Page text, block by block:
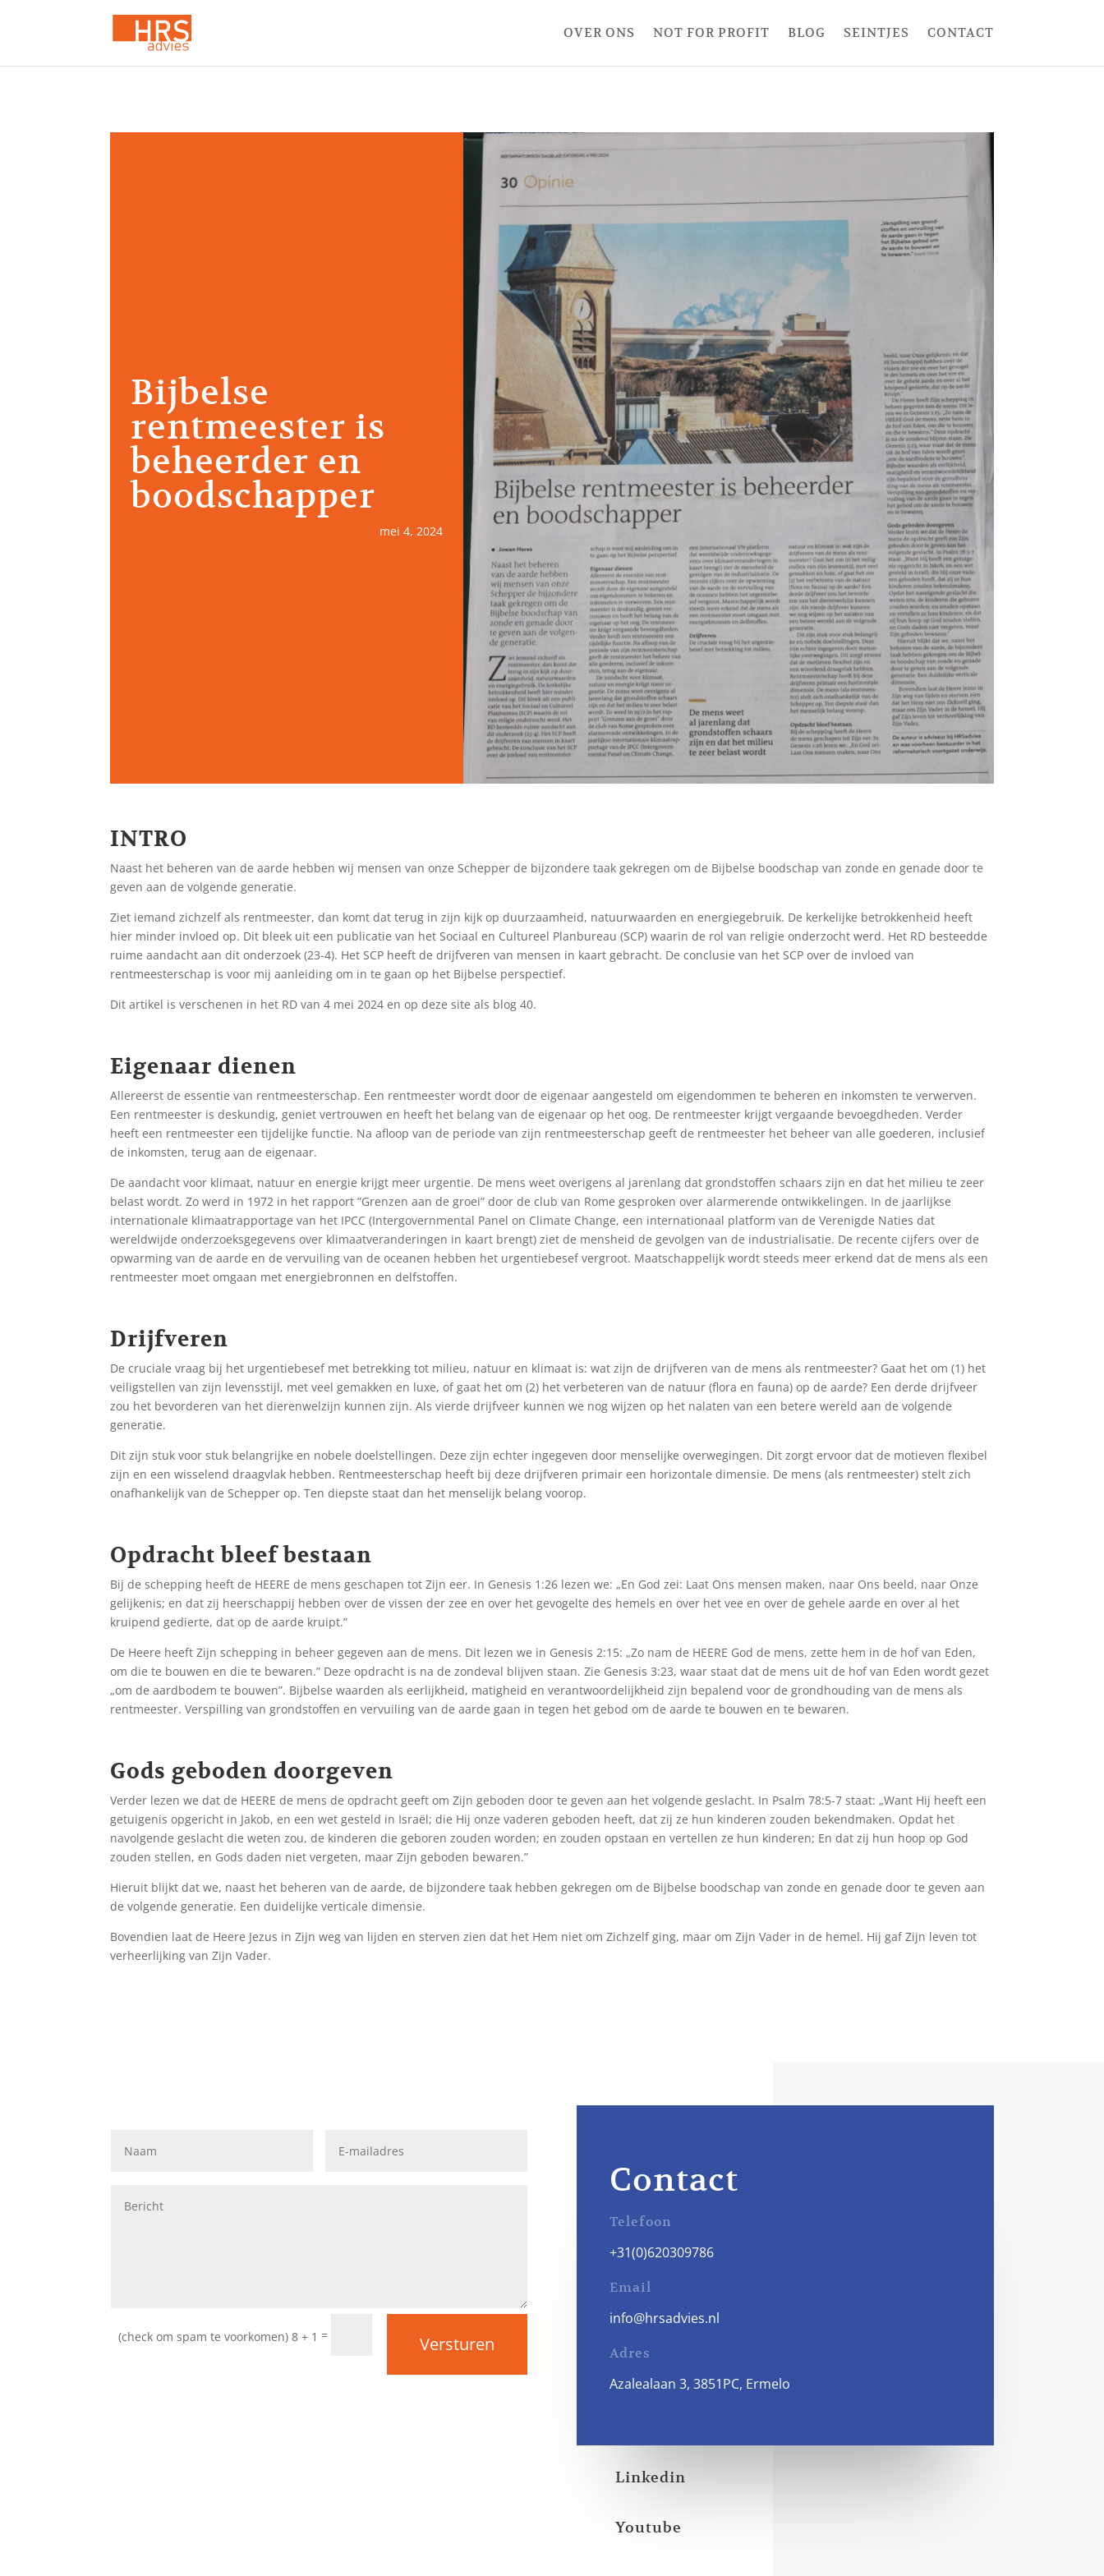
OVER ONS NOT FOR PROFIT BLOG SEINTJES CONTACT
Bijbelse
rentmeester is
beheerder en
boodschapper
mei 4, 2024
INTRO
Naast het beheren van de aarde hebben wij mensen van onze Schepper de bijzondere taak gekregen om de Bijbelse boodschap van zonde en genade door te
geven aan de volgende generatie.
Ziet iemand zichzelf als rentmeester, dan komt dat terug in zijn kijk op duurzaamheid, natuurwaarden en energiegebruik. De kerkelijke betrokkenheid heeft
hier minder invloed op. Dit bleek uit een publicatie van het Sociaal en Cultureel Planbureau (SCP) waarin de rol van religie onderzocht werd. Het RD besteedde
ruime aandacht aan dit onderzoek (23-4). Het SCP heeft de drijfveren van mensen in kaart gebracht. De conclusie van het SCP over de invloed van
rentmeesterschap is voor mij aanleiding om in te gaan op het Bijbelse perspectief.
Dit artikel is verschenen in het RD van 4 mei 2024 en op deze site als blog 40.
Eigenaar dienen
Allereerst de essentie van rentmeesterschap. Een rentmeester wordt door de eigenaar aangesteld om eigendommen te beheren en inkomsten te verwerven.
Een rentmeester is deskundig, geniet vertrouwen en heeft het belang van de eigenaar op het oog. De rentmeester krijgt vergaande bevoegdheden. Verder
heeft een rentmeester een tijdelijke functie. Na afloop van de periode van zijn rentmeesterschap geeft de rentmeester het beheer van alle goederen, inclusief
de inkomsten, terug aan de eigenaar.
De aandacht voor klimaat, natuur en energie krijgt meer urgentie. De mens weet overigens al jarenlang dat grondstoffen schaars zijn en dat het milieu te zeer
belast wordt. Zo werd in 1972 in het rapport ”Grenzen aan de groei” door de club van Rome gesproken over alarmerende ontwikkelingen. In de jaarlijkse
internationale klimaatrapportage van het IPCC (Intergovernmental Panel on Climate Change, een internationaal platform van de Verenigde Naties dat
wereldwijde onderzoeksgegevens over klimaatveranderingen in kaart brengt) ziet de mensheid de gevolgen van de industrialisatie. De recente cijfers over de
opwarming van de aarde en de vervuiling van de oceanen hebben het urgentiebesef vergroot. Maatschappelijk wordt steeds meer erkend dat de mens als een
rentmeester moet omgaan met energiebronnen en delfstoffen.
Drijfveren
De cruciale vraag bij het urgentiebesef met betrekking tot milieu, natuur en klimaat is: wat zijn de drijfveren van de mens als rentmeester? Gaat het om (1) het
veiligstellen van zijn levensstijl, met veel gemakken en luxe, of gaat het om (2) het verbeteren van de natuur (flora en fauna) op de aarde? Een derde drijfveer
zou het bevorderen van het dierenwelzijn kunnen zijn. Als vierde drijfveer kunnen we nog wijzen op het nalaten van een betere wereld aan de volgende
generatie.
Dit zijn stuk voor stuk belangrijke en nobele doelstellingen. Deze zijn echter ingegeven door menselijke overwegingen. Dit zorgt ervoor dat de motieven flexibel
zijn en een wisselend draagvlak hebben. Rentmeesterschap heeft bij deze drijfveren primair een horizontale dimensie. De mens (als rentmeester) stelt zich
onafhankelijk van de Schepper op. Ten diepste staat dan het menselijk belang voorop.
Opdracht bleef bestaan
Bij de schepping heeft de HEERE de mens geschapen tot Zijn eer. In Genesis 1:26 lezen we: „En God zei: Laat Ons mensen maken, naar Ons beeld, naar Onze
gelijkenis; en dat zij heerschappij hebben over de vissen der zee en over het gevogelte des hemels en over het vee en over de gehele aarde en over al het
kruipend gedierte, dat op de aarde kruipt.”
De Heere heeft Zijn schepping in beheer gegeven aan de mens. Dit lezen we in Genesis 2:15: „Zo nam de HEERE God de mens, zette hem in de hof van Eden,
om die te bouwen en die te bewaren.” Deze opdracht is na de zondeval blijven staan. Zie Genesis 3:23, waar staat dat de mens uit de hof van Eden wordt gezet
„om de aardbodem te bouwen”. Bijbelse waarden als eerlijkheid, matigheid en verantwoordelijkheid zijn bepalend voor de grondhouding van de mens als
rentmeester. Verspilling van grondstoffen en vervuiling van de aarde gaan in tegen het gebod om de aarde te bouwen en te bewaren.
Gods geboden doorgeven
Verder lezen we dat de HEERE de mens de opdracht geeft om Zijn geboden door te geven aan het volgende geslacht. In Psalm 78:5-7 staat: „Want Hij heeft een
getuigenis opgericht in Jakob, en een wet gesteld in Israël; die Hij onze vaderen geboden heeft, dat zij ze hun kinderen zouden bekendmaken. Opdat het
navolgende geslacht die weten zou, de kinderen die geboren zouden worden; en zouden opstaan en vertellen ze hun kinderen; En dat zij hun hoop op God
zouden stellen, en Gods daden niet vergeten, maar Zijn geboden bewaren.”
Hieruit blijkt dat we, naast het beheren van de aarde, de bijzondere taak hebben gekregen om de Bijbelse boodschap van zonde en genade door te geven aan
de volgende generatie. Een duidelijke verticale dimensie.
Bovendien laat de Heere Jezus in Zijn weg van lijden en sterven zien dat het Hem niet om Zichzelf ging, maar om Zijn Vader in de hemel. Hij gaf Zijn leven tot
verheerlijking van Zijn Vader.
8 + 1 = Versturen
Contact
Telefoon
+31(0)620309786
Email
info@hrsadvies.nl
Adres
Azalealaan 3, 3851PC, Ermelo
Linkedin
Youtube